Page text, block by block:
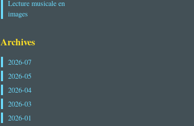
Lecture musicale en
images
Archives
2026-07
2026-05
2026-04
2026-03
2026-01